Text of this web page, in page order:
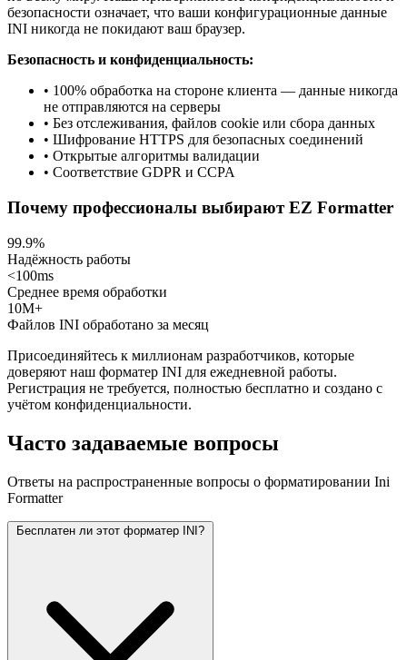
безопасности означает, что ваши конфигурационные данные
INI никогда не покидают ваш браузер.
Безопасность и конфиденциальность:
• 100% обработка на стороне клиента — данные никогда
не отправляются на серверы
• Без отслеживания, файлов cookie или сбора данных
• Шифрование HTTPS для безопасных соединений
• Открытые алгоритмы валидации
• Соответствие GDPR и CCPA
Почему профессионалы выбирают EZ Formatter
99.9%
Надёжность работы
<100ms
Среднее время обработки
10M+
Файлов INI обработано за месяц
Присоединяйтесь к миллионам разработчиков, которые
доверяют наш форматер INI для ежедневной работы.
Регистрация не требуется, полностью бесплатно и создано с
учётом конфиденциальности.
Часто задаваемые вопросы
Ответы на распространенные вопросы о форматировании Ini
Formatter
Бесплатен ли этот форматер INI?